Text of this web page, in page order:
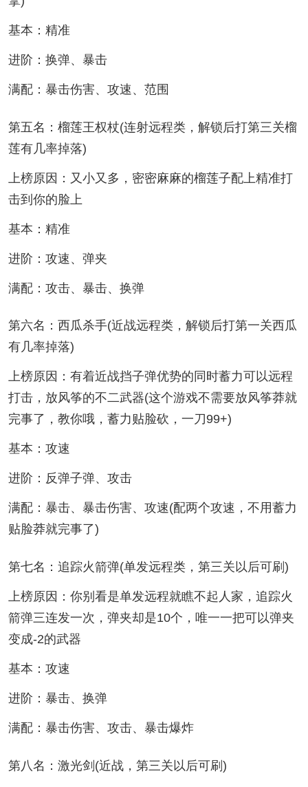
基本：精准
进阶：换弹、暴击
满配：暴击伤害、攻速、范围
第五名：榴莲王权杖(连射远程类，解锁后打第三关榴
莲有几率掉落)
上榜原因：又小又多，密密麻麻的榴莲子配上精准打
击到你的脸上
基本：精准
进阶：攻速、弹夹
满配：攻击、暴击、换弹
第六名：西瓜杀手(近战远程类，解锁后打第一关西瓜
有几率掉落)
上榜原因：有着近战挡子弹优势的同时蓄力可以远程
打击，放风筝的不二武器(这个游戏不需要放风筝莽就
完事了，教你哦，蓄力贴脸砍，一刀99+)
基本：攻速
进阶：反弹子弹、攻击
满配：暴击、暴击伤害、攻速(配两个攻速，不用蓄力
贴脸莽就完事了)
第七名：追踪火箭弹(单发远程类，第三关以后可刷)
上榜原因：你别看是单发远程就瞧不起人家，追踪火
箭弹三连发一次，弹夹却是10个，唯一一把可以弹夹
变成-2的武器
基本：攻速
进阶：暴击、换弹
满配：暴击伤害、攻击、暴击爆炸
第八名：激光剑(近战，第三关以后可刷)